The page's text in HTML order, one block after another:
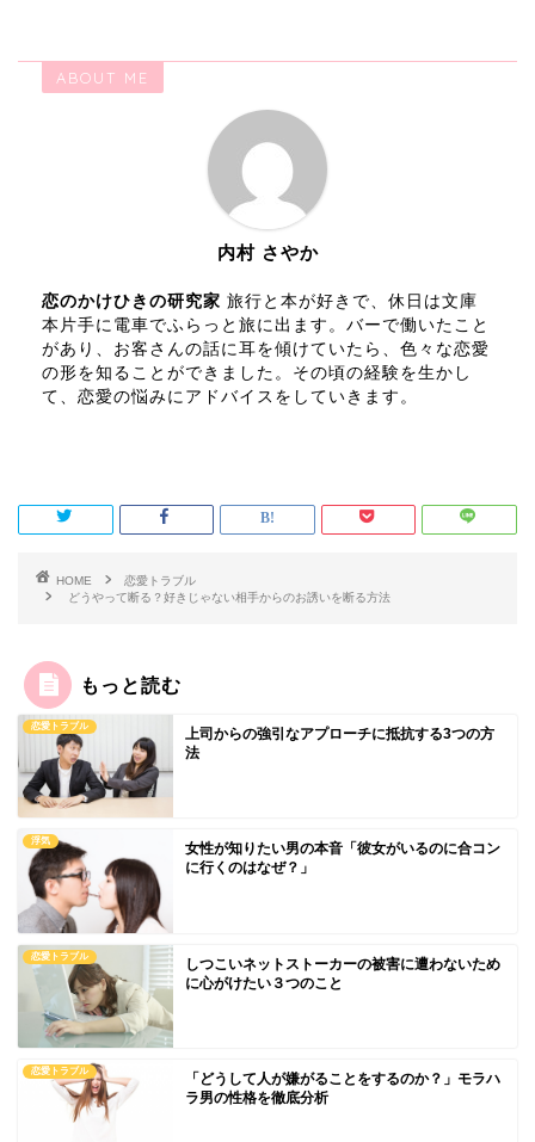
ABOUT ME
内村 さやか
恋のかけひきの研究家 旅行と本が好きで、休日は文庫
本片手に電車でふらっと旅に出ます。バーで働いたこと
があり、お客さんの話に耳を傾けていたら、色々な恋愛
の形を知ることができました。その頃の経験を生かし
て、恋愛の悩みにアドバイスをしていきます。
HOME
恋愛トラブル
どうやって断る？好きじゃない相手からのお誘いを断る方法
もっと読む
恋愛トラブル
上司からの強引なアプローチに抵抗する3つの方
法
浮気
女性が知りたい男の本音「彼女がいるのに合コン
に行くのはなぜ？」
恋愛トラブル
しつこいネットストーカーの被害に遭わないため
に心がけたい３つのこと
恋愛トラブル
「どうして人が嫌がることをするのか？」モラハ
ラ男の性格を徹底分析